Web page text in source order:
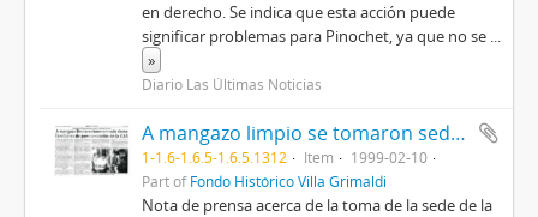
en derecho. Se indica que esta acción puede
significar problemas para Pinochet, ya que no se ...
»
Diario Las Últimas Noticias
A mangazo limpio se tomaron sede demo familiares de presos sacados de la CAS
1-1.6-1.6.5-1.6.5.1312 Item
1999-02-10
Part ofFondo Histórico Villa Grimaldi
Nota de prensa acerca de la toma de la sede de la